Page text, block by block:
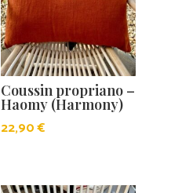
Coussin propriano –
Haomy (Harmony)
22,90€